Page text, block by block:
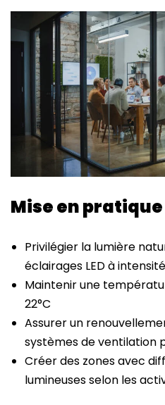
Mise en pratique
Privilégier la lumière
éclairages LED à
Maintenir une
22°C
Assurer un
systèmes de ventilation
Créer des zones avec
lumineuses selon les